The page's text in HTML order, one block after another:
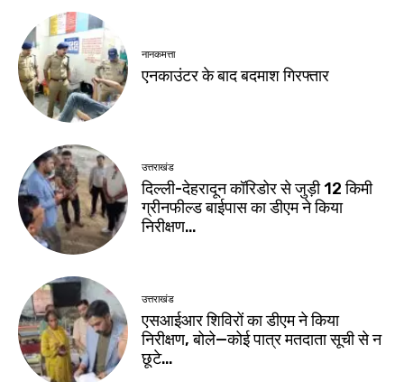
नानकमत्ता
एनकाउंटर के बाद बदमाश गिरफ्तार
उत्तराखंड
दिल्ली-देहरादून कॉरिडोर से जुड़ी 12 किमी
ग्रीनफील्ड बाईपास का डीएम ने किया
निरीक्षण…
उत्तराखंड
एसआईआर शिविरों का डीएम ने किया
निरीक्षण, बोले—कोई पात्र मतदाता सूची से न
छूटे…